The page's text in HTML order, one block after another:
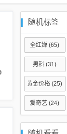
随机标签
全红婵 (65)
男科 (31)
黄金价格 (25)
爱奇艺 (24)